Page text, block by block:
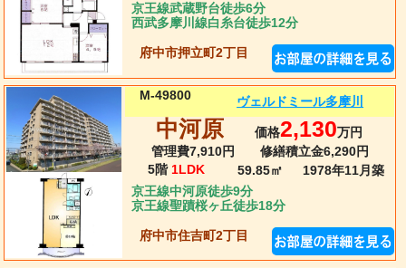
京王線武蔵野台徒歩6分
西武多摩川線白糸台徒歩12分
府中市押立町2丁目
M-49800 ヴェルドミール多摩川
中河原 価格2,130万円
管理費7,910円
修繕積立金6,290円
5階 1LDK 59.85㎡ 1978年11月 築
京王線中河原徒歩9分
京王線聖蹟桜ヶ丘徒歩18分
府中市住吉町2丁目